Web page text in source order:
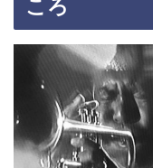
ころ